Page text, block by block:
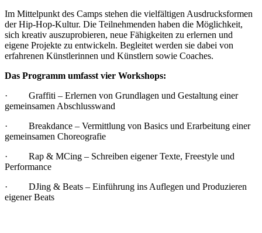
Im Mittelpunkt des Camps stehen die vielfältigen Ausdrucksformen
der Hip-Hop-Kultur. Die Teilnehmenden haben die Möglichkeit,
sich kreativ auszuprobieren, neue Fähigkeiten zu erlernen und
eigene Projekte zu entwickeln. Begleitet werden sie dabei von
erfahrenen Künstlerinnen und Künstlern sowie Coaches.
Das Programm umfasst vier Workshops:
· Graffiti – Erlernen von Grundlagen und Gestaltung einer
gemeinsamen Abschlusswand
· Breakdance – Vermittlung von Basics und Erarbeitung einer
gemeinsamen Choreografie
· Rap & MCing – Schreiben eigener Texte, Freestyle und
Performance
· DJing & Beats – Einführung ins Auflegen und Produzieren
eigener Beats